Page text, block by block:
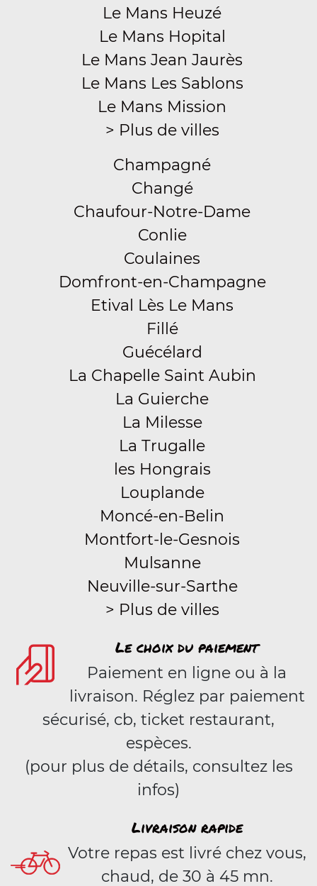
Le Mans Heuzé
Le Mans Hopital
Le Mans Jean Jaurès
Le Mans Les Sablons
Le Mans Mission
> Plus de villes
Champagné
Changé
Chaufour-Notre-Dame
Conlie
Coulaines
Domfront-en-Champagne
Etival Lès Le Mans
Fillé
Guécélard
La Chapelle Saint Aubin
La Guierche
La Milesse
La Trugalle
les Hongrais
Louplande
Moncé-en-Belin
Montfort-le-Gesnois
Mulsanne
Neuville-sur-Sarthe
> Plus de villes
Le choix du paiement
Paiement en ligne ou à la
livraison. Réglez par paiement
sécurisé, cb, ticket restaurant,
espèces.
(pour plus de détails, consultez les
infos)
Livraison rapide
Votre repas est livré chez vous,
chaud, de 30 à 45 mn.